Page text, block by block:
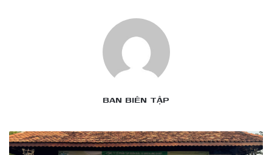
BAN BIÊN TẬP
Huỳnh
Hải